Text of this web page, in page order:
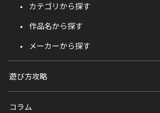
カテゴリから探す
作品名から探す
メーカーから探す
遊び方攻略
コラム